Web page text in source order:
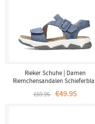
Rieker Schuhe | Damen
Riemchensandalen
€59.95 €49.95